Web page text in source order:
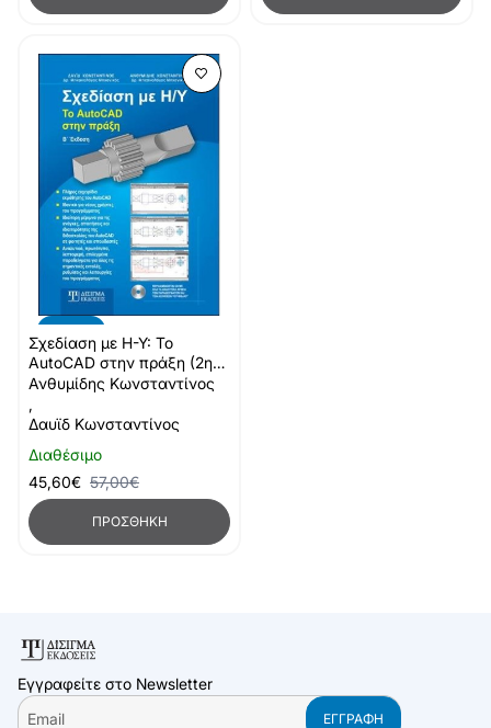
Διαθέσιμο
Σχεδίαση με Η-Υ: Το
AutoCAD στην πράξη (2η
έκδοση)
Ανθυμίδης Κωνσταντίνος
,
Δαυϊδ Κωνσταντίνος
45,60€ 57,00€
ΠΡΟΣΘΉΚΗ
Εγγραφείτε στο Newsletter
Email
ΕΓΓΡΑΦΉ